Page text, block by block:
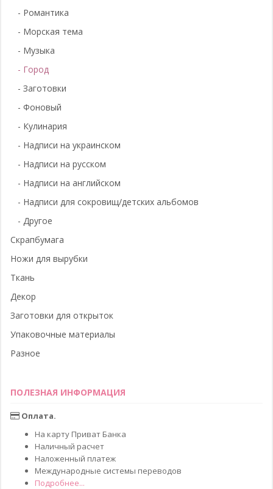
- Романтика
- Морская тема
- Музыка
- Город
- Заготовки
- Фоновый
- Кулинария
- Надписи на украинском
- Надписи на русском
- Надписи на английском
- Надписи для сокровищ/детских альбомов
- Другое
Скрапбумага
Ножи для вырубки
Ткань
Декор
Заготовки для открыток
Упаковочные материалы
Разное
ПОЛЕЗНАЯ ИНФОРМАЦИЯ
Оплата.
На карту Приват Банка
Наличный расчет
Наложенный платеж
Международные системы переводов
Подробнее...